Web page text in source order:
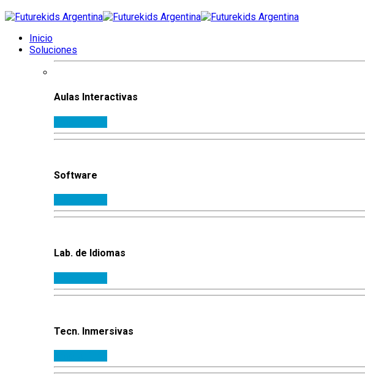
Inicio
Soluciones
Aulas Interactivas
Software
Lab. de Idiomas
Tecn. Inmersivas